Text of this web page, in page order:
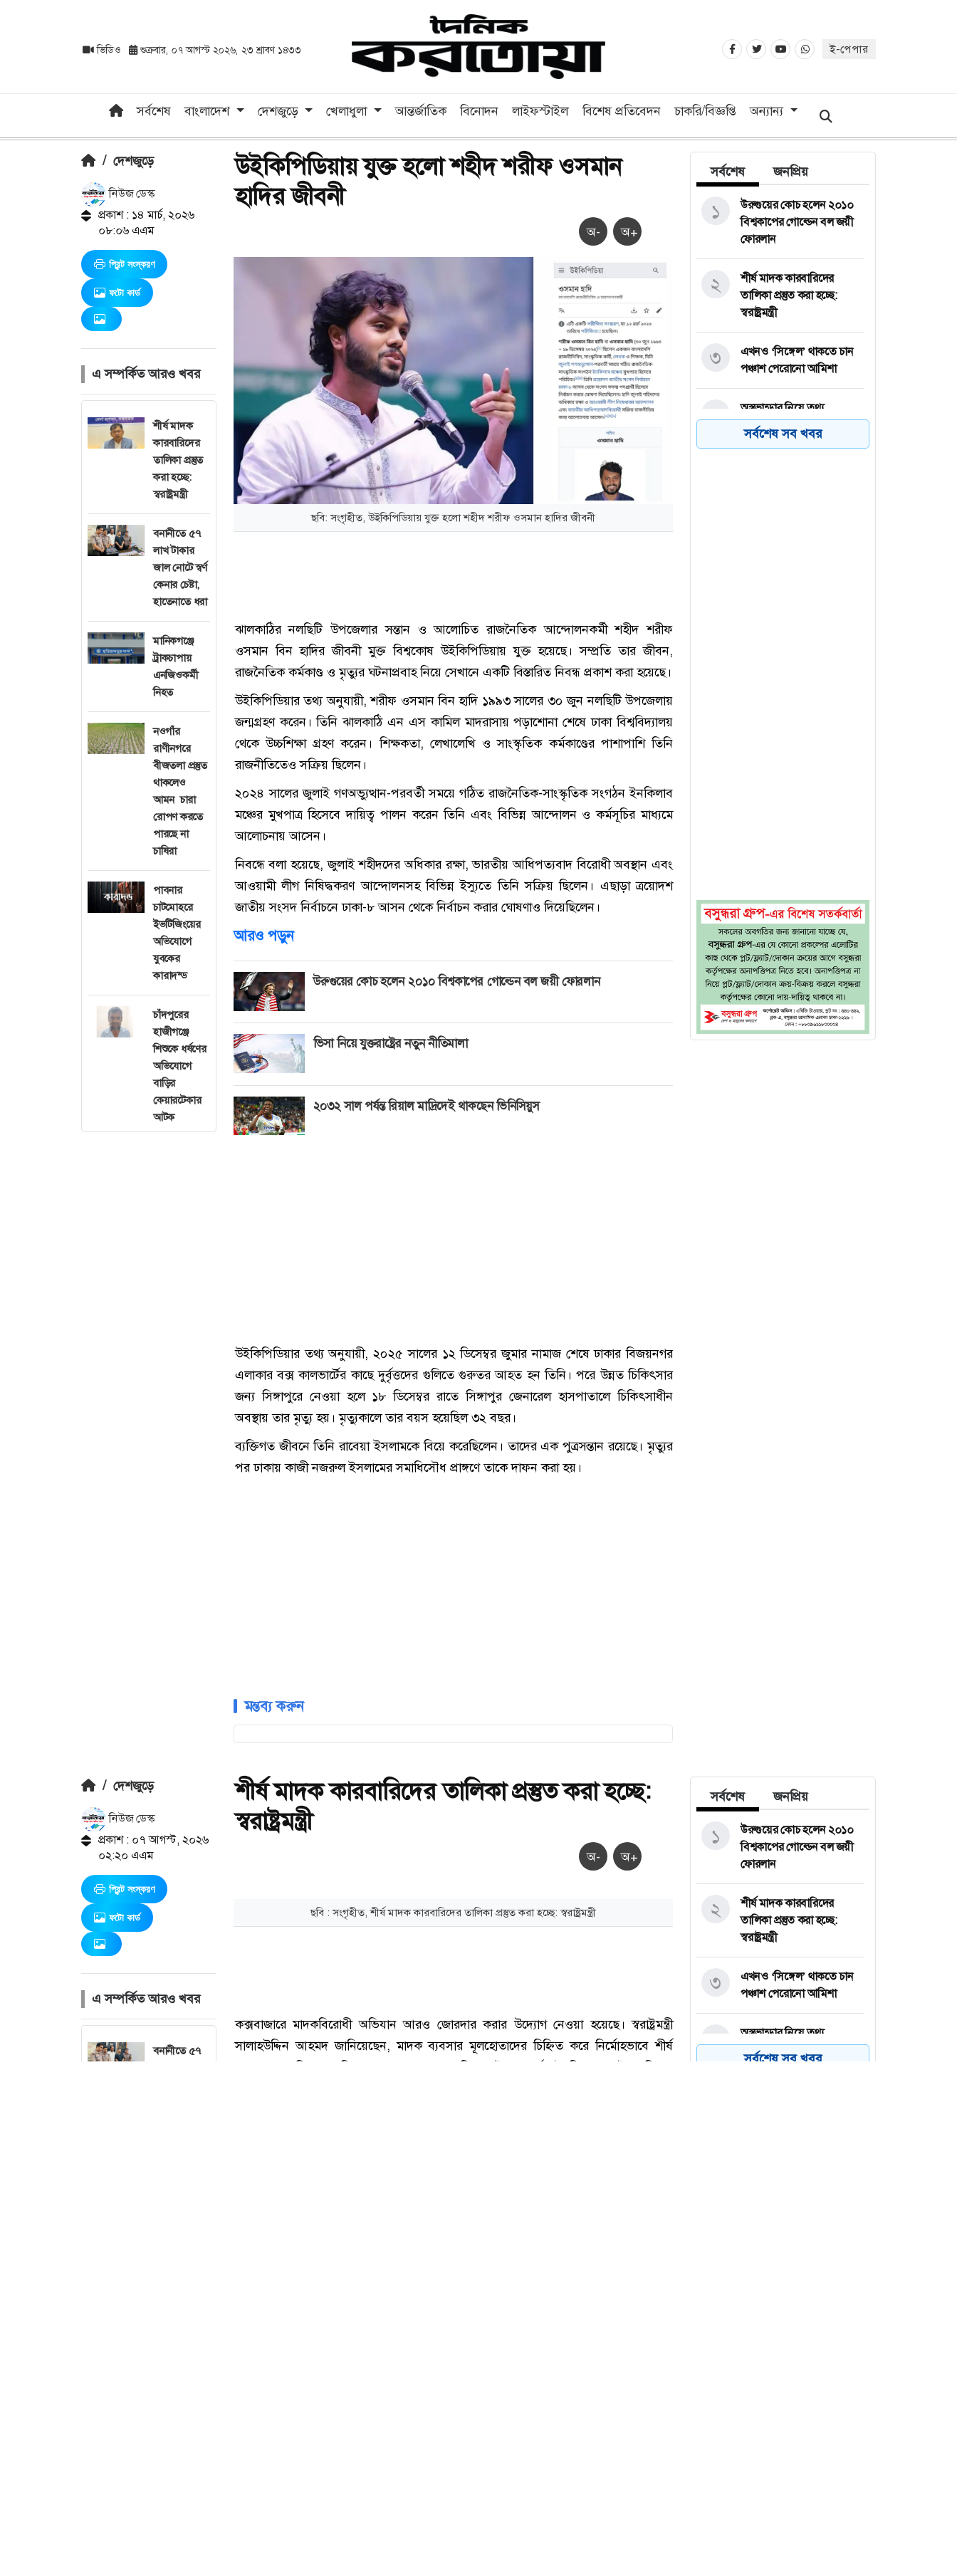
ভিডিও শুক্রবার, ০৭ আগস্ট ২০২৬, ২৩ শ্রাবণ ১৪৩৩ ই-পেপার
সর্বশেষ বাংলাদেশ দেশজুড়ে খেলাধুলা আন্তর্জাতিক বিনোদন লাইফস্টাইল বিশেষ প্রতিবেদন চাকরি/বিজ্ঞপ্তি অন্যান্য
/ দেশজুড়ে
নিউজ ডেস্ক
প্রকাশ : ১৪ মার্চ, ২০২৬
০৮:০৬ এএম
প্রিন্ট সংস্করণ
ফটো কার্ড
এ সম্পর্কিত আরও খবর
শীর্ষ মাদক
কারবারিদের
তালিকা প্রস্তুত
করা হচ্ছে:
স্বরাষ্ট্রমন্ত্রী
বনানীতে ৫৭
লাখ টাকার
জাল নোটে স্বর্ণ
কেনার চেষ্টা,
হাতেনাতে ধরা
মানিকগঞ্জে
ট্রাকচাপায়
এনজিওকর্মী
নিহত
নওগাঁর
রাণীনগরে
বীজতলা প্রস্তুত
থাকলেও
আমন চারা
রোপণ করতে
পারছে না
চাষিরা
পাবনার
চাটমোহরে
ইভটিজিংয়ের
অভিযোগে
যুবকের
কারাদন্ড
চাঁদপুরের
হাজীগঞ্জে
শিশুকে ধর্ষণের
অভিযোগে
বাড়ির
কেয়ারটেকার
আটক
উইকিপিডিয়ায় যুক্ত হলো শহীদ শরীফ ওসমান
হাদির জীবনী
অ- অ+
ছবি: সংগৃহীত, উইকিপিডিয়ায় যুক্ত হলো শহীদ শরীফ ওসমান হাদির জীবনী
ঝালকাঠির নলছিটি উপজেলার সন্তান ও আলোচিত রাজনৈতিক আন্দোলনকর্মী শহীদ শরীফ
ওসমান বিন হাদির জীবনী মুক্ত বিশ্বকোষ উইকিপিডিয়ায় যুক্ত হয়েছে। সম্প্রতি তার জীবন,
রাজনৈতিক কর্মকাণ্ড ও মৃত্যুর ঘটনাপ্রবাহ নিয়ে সেখানে একটি বিস্তারিত নিবন্ধ প্রকাশ করা হয়েছে।
উইকিপিডিয়ার তথ্য অনুযায়ী, শরীফ ওসমান বিন হাদি ১৯৯৩ সালের ৩০ জুন নলছিটি উপজেলায়
জন্মগ্রহণ করেন। তিনি ঝালকাঠি এন এস কামিল মাদরাসায় পড়াশোনা শেষে ঢাকা বিশ্ববিদ্যালয়
থেকে উচ্চশিক্ষা গ্রহণ করেন। শিক্ষকতা, লেখালেখি ও সাংস্কৃতিক কর্মকাণ্ডের পাশাপাশি তিনি
রাজনীতিতেও সক্রিয় ছিলেন।
২০২৪ সালের জুলাই গণঅভ্যুত্থান-পরবর্তী সময়ে গঠিত রাজনৈতিক-সাংস্কৃতিক সংগঠন ইনকিলাব
মঞ্চের মুখপাত্র হিসেবে দায়িত্ব পালন করেন তিনি এবং বিভিন্ন আন্দোলন ও কর্মসূচির মাধ্যমে
আলোচনায় আসেন।
নিবন্ধে বলা হয়েছে, জুলাই শহীদদের অধিকার রক্ষা, ভারতীয় আধিপত্যবাদ বিরোধী অবস্থান এবং
আওয়ামী লীগ নিষিদ্ধকরণ আন্দোলনসহ বিভিন্ন ইস্যুতে তিনি সক্রিয় ছিলেন। এছাড়া ত্রয়োদশ
জাতীয় সংসদ নির্বাচনে ঢাকা-৮ আসন থেকে নির্বাচন করার ঘোষণাও দিয়েছিলেন।
আরও পড়ুন
উরুগুয়ের কোচ হলেন ২০১০ বিশ্বকাপের গোল্ডেন বল জয়ী ফোরলান
ভিসা নিয়ে যুক্তরাষ্ট্রের নতুন নীতিমালা
২০৩২ সাল পর্যন্ত রিয়াল মাদ্রিদেই থাকছেন ভিনিসিয়ুস
উইকিপিডিয়ার তথ্য অনুযায়ী, ২০২৫ সালের ১২ ডিসেম্বর জুমার নামাজ শেষে ঢাকার বিজয়নগর
এলাকার বক্স কালভার্টের কাছে দুর্বৃত্তদের গুলিতে গুরুতর আহত হন তিনি। পরে উন্নত চিকিৎসার
জন্য সিঙ্গাপুরে নেওয়া হলে ১৮ ডিসেম্বর রাতে সিঙ্গাপুর জেনারেল হাসপাতালে চিকিৎসাধীন
অবস্থায় তার মৃত্যু হয়। মৃত্যুকালে তার বয়স হয়েছিল ৩২ বছর।
ব্যক্তিগত জীবনে তিনি রাবেয়া ইসলামকে বিয়ে করেছিলেন। তাদের এক পুত্রসন্তান রয়েছে। মৃত্যুর
পর ঢাকায় কাজী নজরুল ইসলামের সমাধিসৌধ প্রাঙ্গণে তাকে দাফন করা হয়।
মন্তব্য করুন
সর্বশেষ জনপ্রিয়
উরুগুয়ের কোচ হলেন ২০১০
বিশ্বকাপের গোল্ডেন বল জয়ী
ফোরলান
১
শীর্ষ মাদক কারবারিদের
তালিকা প্রস্তুত করা হচ্ছে:
স্বরাষ্ট্রমন্ত্রী
২
এখনও ‘সিঙ্গেল’ থাকতে চান
পঞ্চাশ পেরোনো আমিশা
৩
অস্ত্রভান্ডার নিয়ে তথ্য
ফাঁসকারীদের কারাদণ্ডের
হুঁশিয়ারি ট্রাম্পের
৪
সর্বশেষ সব খবর
/ দেশজুড়ে
নিউজ ডেস্ক
প্রকাশ : ০৭ আগস্ট, ২০২৬
০২:২০ এএম
প্রিন্ট সংস্করণ
ফটো কার্ড
এ সম্পর্কিত আরও খবর
বনানীতে ৫৭
শীর্ষ মাদক কারবারিদের তালিকা প্রস্তুত করা হচ্ছে:
স্বরাষ্ট্রমন্ত্রী
অ- অ+
সর্বশেষ জনপ্রিয়
উরুগুয়ের কোচ হলেন ২০১০
বিশ্বকাপের গোল্ডেন বল জয়ী
ফোরলান
১
শীর্ষ মাদক কারবারিদের
তালিকা প্রস্তুত করা হচ্ছে:
স্বরাষ্ট্রমন্ত্রী
২
এখনও ‘সিঙ্গেল’ থাকতে চান
পঞ্চাশ পেরোনো আমিশা
৩
অস্ত্রভান্ডার নিয়ে তথ্য
ফাঁসকারীদের কারাদণ্ডের
হুঁশিয়ারি ট্রাম্পের
৪
সর্বশেষ সব খবর